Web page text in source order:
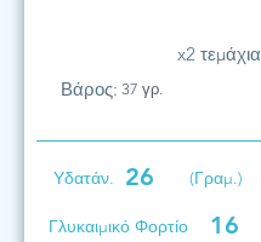
x2 τεμάχια
Βάρος: 37 γρ.
Υδατάν. 26 (Γραμ.)
Γλυκαιμικό Φορτίο 16